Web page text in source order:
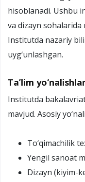
hisoblanadi. Ushbu
va dizayn
Institutda nazariy
uyg‘unlashgan.
Ta’lim
Institutda
mavjud. Asosiy
To‘qimachilik
Yengil sanoat
Dizayn (kiyim-